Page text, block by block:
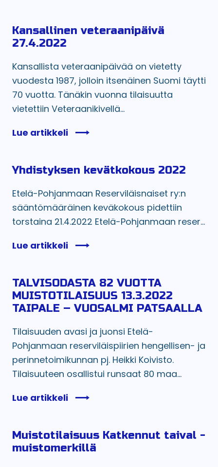
Kansallinen veteraanipäivä
27.4.2022
Kansallista veteraanipäivää on vietetty
vuodesta 1987, jolloin itsenäinen Suomi täytti
70 vuotta. Tänäkin vuonna tilaisuutta
vietettiin Veteraanikivellä...
Lue artikkeli
Yhdistyksen kevätkokous 2022
Etelä-Pohjanmaan Reserviläisnaiset ry:n
sääntömääräinen keväkokous pidettiin
torstaina 21.4.2022 Etelä-Pohjanmaan reser...
Lue artikkeli
TALVISODASTA 82 VUOTTA
MUISTOTILAISUUS 13.3.2022
TAIPALE – VUOSALMI PATSAALLA
Tilaisuuden avasi ja juonsi Etelä-
Pohjanmaan reserviläispiirien hengellisen- ja
perinnetoimikunnan pj. Heikki Koivisto.
Tilaisuuteen osallistui runsaat 80 maa...
Lue artikkeli
Muistotilaisuus Katkennut taival -
muistomerkillä